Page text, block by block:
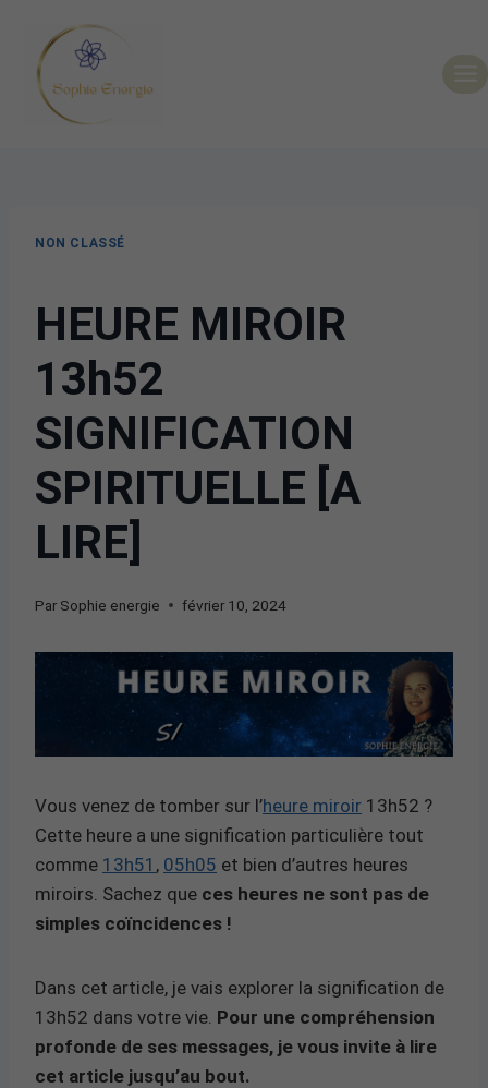
NON CLASSÉ
HEURE MIROIR
13h52
SIGNIFICATION
SPIRITUELLE [A
LIRE]
Par Sophie energie février 10, 2024
Vous venez de tomber sur l’heure miroir 13h52 ?
Cette heure a une signification particulière tout
comme 13h51 , 05h05 et bien d’autres heures
miroirs. Sachez que ces heures ne sont pas de
simples coïncidences !
Dans cet article, je vais explorer la signification de
13h52 dans votre vie. Pour une compréhension
profonde de ses messages, je vous invite à lire
cet article jusqu’au bout.